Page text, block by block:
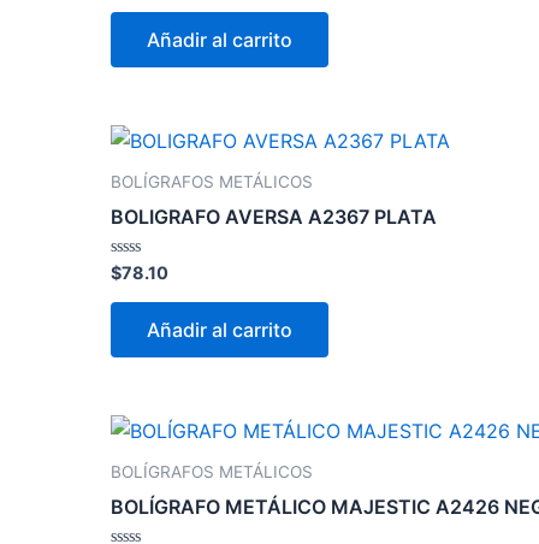
0
Añadir al carrito
BOLÍGRAFOS METÁLICOS
BOLIGRAFO AVERSA A2367 PLATA
Valorado
con
0
$78.10
Añadir al carrito
BOLÍGRAFOS METÁLICOS
BOLÍGRAFO METÁLICO MAJESTIC A2426